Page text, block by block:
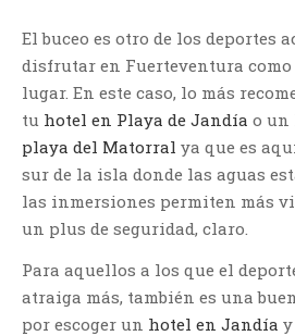
El buceo es otro de los deportes
disfrutar en Fuerteventura
lugar. En este caso, lo más
tu hotel en Playa de Jandía o un
playa del Matorral ya que es
sur de la isla donde las aguas
las inmersiones permiten más
un plus de seguridad, claro.
Para aquellos a los que el
atraiga más, también es una
por escoger un hotel en Jandía